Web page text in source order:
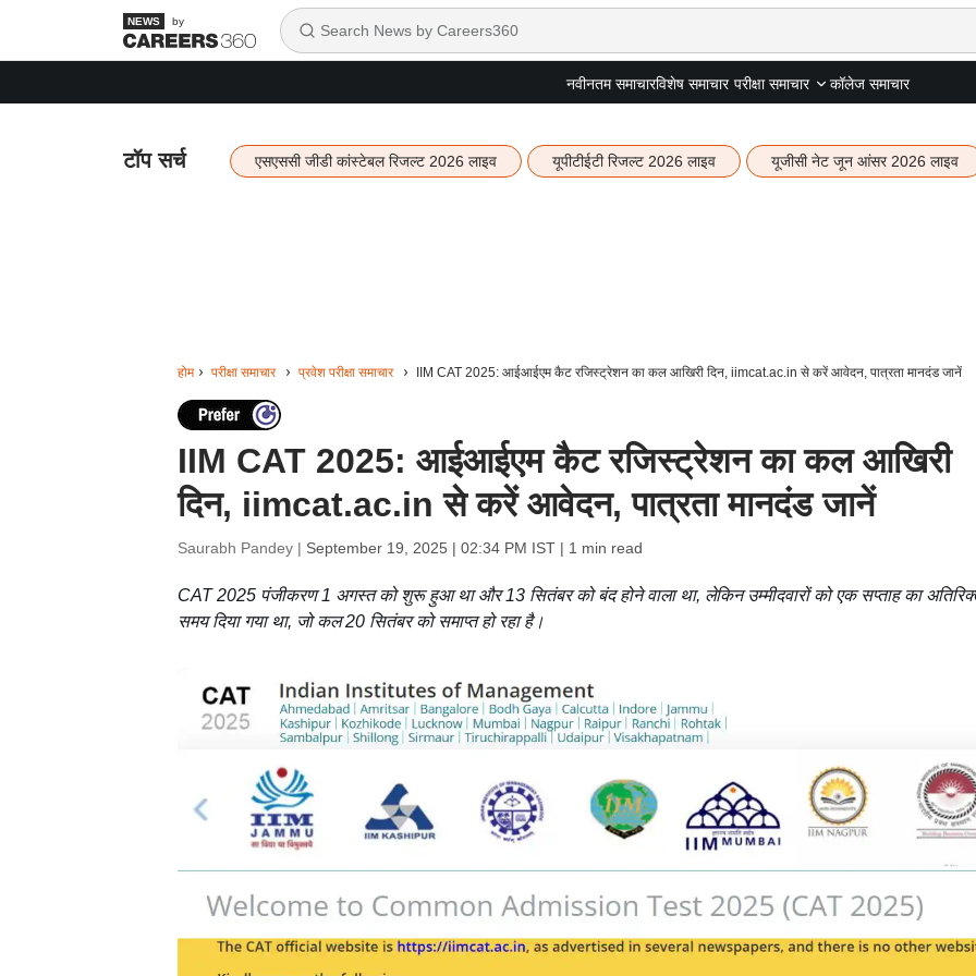
by
नवीनतम समाचारविशेष समाचार परीक्षा समाचार कॉलेज समाचार
टॉप सर्च एसएससी जीडी कांस्टेबल रिजल्ट 2026 लाइव यूपीटीईटी रिजल्ट 2026 लाइव यूजीसी नेट जून आंसर 2026 लाइव
होम परीक्षा समाचार प्रवेश परीक्षा समाचार IIM CAT 2025: आईआईएम कैट रजिस्ट्रेशन का कल आखिरी दिन, iimcat.ac.in से करें आवेदन, पात्रता मानदंड जानें
IIM CAT 2025: आईआईएम कैट रजिस्ट्रेशन का कल आखिरी
दिन, iimcat.ac.in से करें आवेदन, पात्रता मानदंड जानें
Saurabh Pandey | September 19, 2025 | 02:34 PM IST| 1 min read
CAT 2025 पंजीकरण 1 अगस्त को शुरू हुआ था और 13 सितंबर को बंद होने वाला था, लेकिन उम्मीदवारों को एक सप्ताह का
समय दिया गया था, जो कल 20 सितंबर को समाप्त हो रहा है।